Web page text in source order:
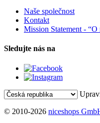
Naše společnost
Kontakt
Mission Statement - “O
Sledujte nás na
© 2010-2026 niceshops